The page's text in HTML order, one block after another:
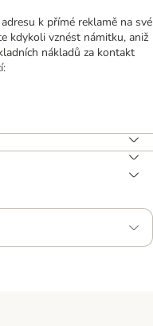
k přímé reklamě na své
kdykoli vznést námitku, aniž
nákladů za kontakt